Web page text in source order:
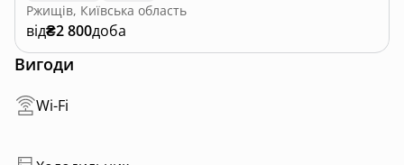
Ржищів, Київська область
від₴2 800доба
Вигоди
Wi-Fi